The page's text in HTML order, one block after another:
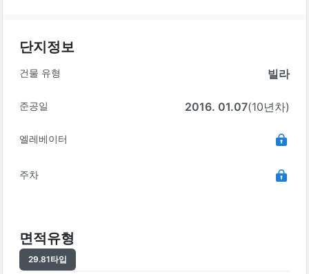
단지정보
건물 유형 빌라
준공일 2016. 01.07(10년차)
엘레베이터
주차
면적유형
29.81타입